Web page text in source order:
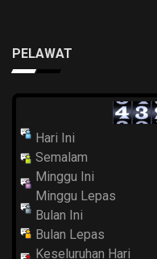
PELAWAT
Hari Ini
Semalam
Minggu Ini
Minggu Lepas
Bulan Ini
Bulan Lepas
Keseluruhan Hari